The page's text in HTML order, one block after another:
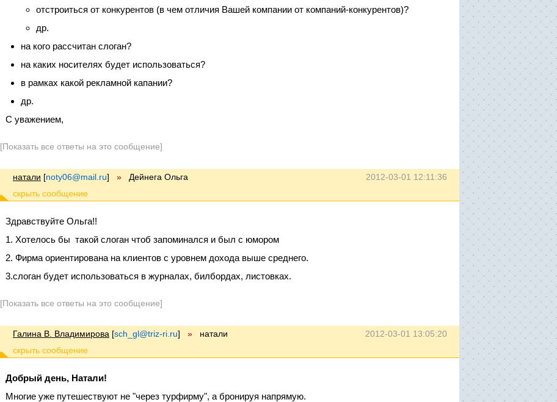
отстроиться от конкурентов (в чем отличия Вашей компании от компаний-конкурентов)?
др.
на кого рассчитан слоган?
на каких носителях будет использоваться?
в рамках какой рекламной капании?
др.
С уважением,
[Показать все ответы на это сообщение]
2012-03-01 12:11:36
натали [noty06@mail.ru] » Дейнега Ольга
Здравствуйте Ольга!!
1. Хотелось бы такой слоган чтоб запоминался и был с юмором
2. Фирма ориентирована на клиентов с уровнем дохода выше среднего.
3.слоган будет использоваться в журналах, билбордах, листовках.
[Показать все ответы на это сообщение]
2012-03-01 13:05:20
Галина В. Владимирова [sch_gl@triz-ri.ru] » натали
Добрый день, Натали!
Многие уже путешествуют не "через турфирму", а бронируя напрямую.